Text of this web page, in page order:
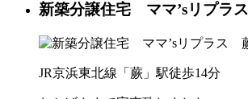
新築分譲住宅 ママ’sリプラ
JR京浜東北線「蕨」駅徒歩14分